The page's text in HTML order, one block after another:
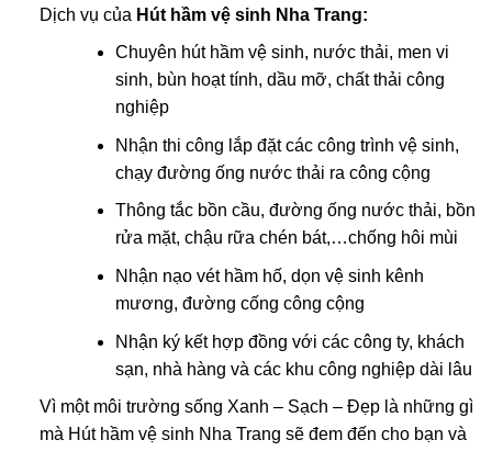
Dịch vụ của Hút hầm vệ sinh Nha Trang:
Chuyên hút hầm vệ sinh, nước thải, men vi
sinh, bùn hoạt tính, dầu mỡ, chất thải công
nghiệp
Nhận thi công lắp đặt các công trình vệ sinh,
chạy đường ống nước thải ra công cộng
Thông tắc bồn cầu, đường ống nước thải, bồn
rửa mặt, chậu rữa chén bát,…chống hôi mùi
Nhận nạo vét hầm hố, dọn vệ sinh kênh
mương, đường cống công cộng
Nhận ký kết hợp đồng với các công ty, khách
sạn, nhà hàng và các khu công nghiệp dài lâu
Vì một môi trường sống Xanh – Sạch – Đẹp là những gì
mà Hút hầm vệ sinh Nha Trang sẽ đem đến cho bạn và